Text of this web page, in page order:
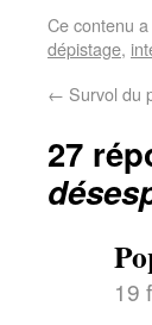
Ce contenu
dépistage,
← Survol du
27
19